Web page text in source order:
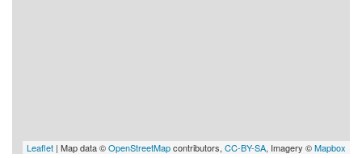
Leaflet | Map data ©OpenStreetMapcontributors, CC-BY-SA, Imagery ©Mapbox